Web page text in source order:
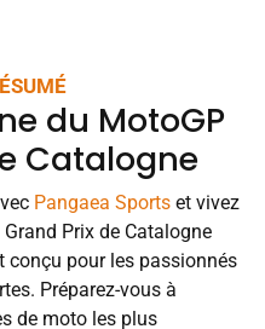
du MotoGP
Catalogne
Pangaea Sportset vivez
Prix de Catalogne
conçu pour les passionnés
Préparez-vous à
de moto les plus